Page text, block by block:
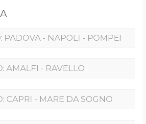
PADOVA - NAPOLI - POMPEI
AMALFI - RAVELLO
CAPRI - MARE DA SOGNO